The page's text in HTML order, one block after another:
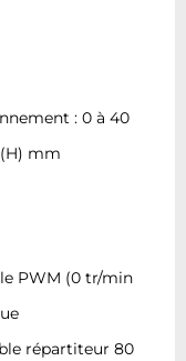
: 0 à 40
(H) mm
PWM (0 tr/min
répartiteur 80